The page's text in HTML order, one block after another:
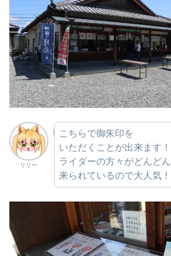
リリー
こちらで御朱印を
いただくことが出来ます！
ライダーの方々がどんどん
来られているので大人気！